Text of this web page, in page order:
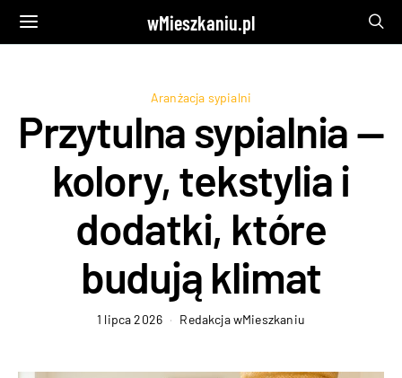
wMieszkaniu.pl
Aranżacja sypialni
Przytulna sypialnia —
kolory, tekstylia i
dodatki, które
budują klimat
1 lipca 2026 Redakcja wMieszkaniu